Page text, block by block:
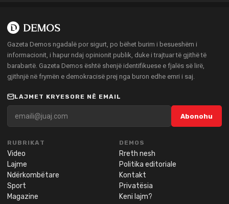
Gazeta Demos ngadalë por sigurt, po bëhet burim i besueshëm i
informacionit, i hapur ndaj opinionit publik, duke i trajtuar të gjithë të
barabartë. Gazeta Demos është shenjë identifikuese e fjalës së lirë,
gjithnjë në frymën e demokracisë prej nga buron edhe emri i saj.
LAJMET KRYESORE NË EMAIL
Abonohu
RUBRIKAT
Video
Lajme
Ndërkombëtare
Sport
Magazine
DEMOS
Rreth nesh
Politika editoriale
Kontakt
Privatësia
Keni lajm?